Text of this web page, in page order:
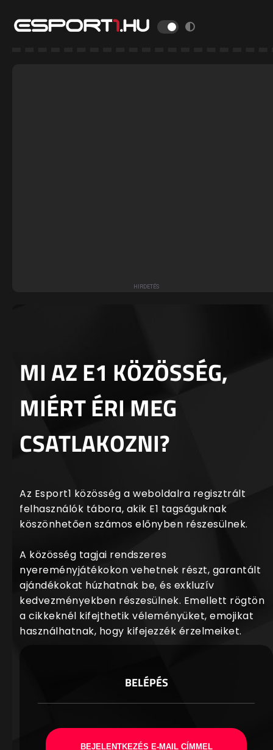
MI AZ E1 KÖZÖSSÉG,
MIÉRT ÉRI MEG
CSATLAKOZNI?
Az Esport1 közösség a weboldalra regisztrált
felhasználók tábora, akik E1 tagságuknak
köszönhetően számos előnyben részesülnek.
A közösség tagjai rendszeres
nyereményjátékokon vehetnek részt, garantált
ajándékokat húzhatnak be, és exkluzív
kedvezményekben részesülnek. Emellett rögtön
a cikkeknél kifejthetik véleményüket, emojikat
használhatnak, hogy kifejezzék érzelmeiket.
BELÉPÉS
BEJELENTKEZÉS E-MAIL CÍMMEL